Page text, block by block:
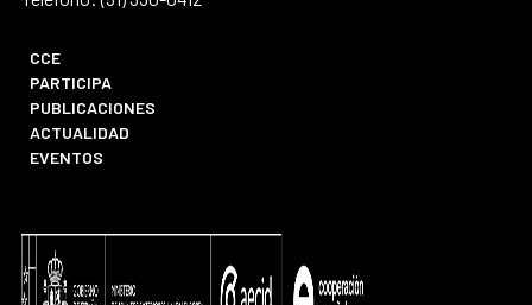
CCE
PARTICIPA
PUBLICACIONES
ACTUALIDAD
EVENTOS